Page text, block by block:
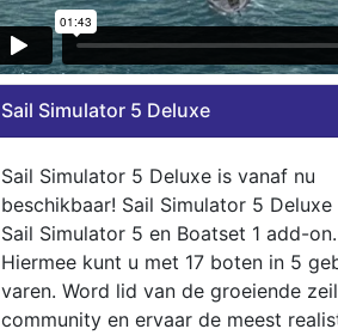
Sail Simulator 5 Deluxe
Sail Simulator 5 Deluxe is vanaf nu
beschikbaar! Sail Simulator 5
Sail Simulator 5 en Boatset 1 add-on.
Hiermee kunt u met 17 boten in 5
varen. Word lid van de groeiende zeil
community en ervaar de meest